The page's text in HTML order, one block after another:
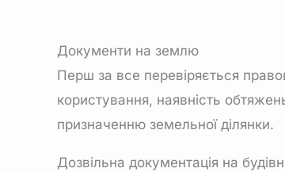
Документи на землю
Перш за все перевіряється
користування, наявність
призначенню земельної ділянки.
Дозвільна документація на